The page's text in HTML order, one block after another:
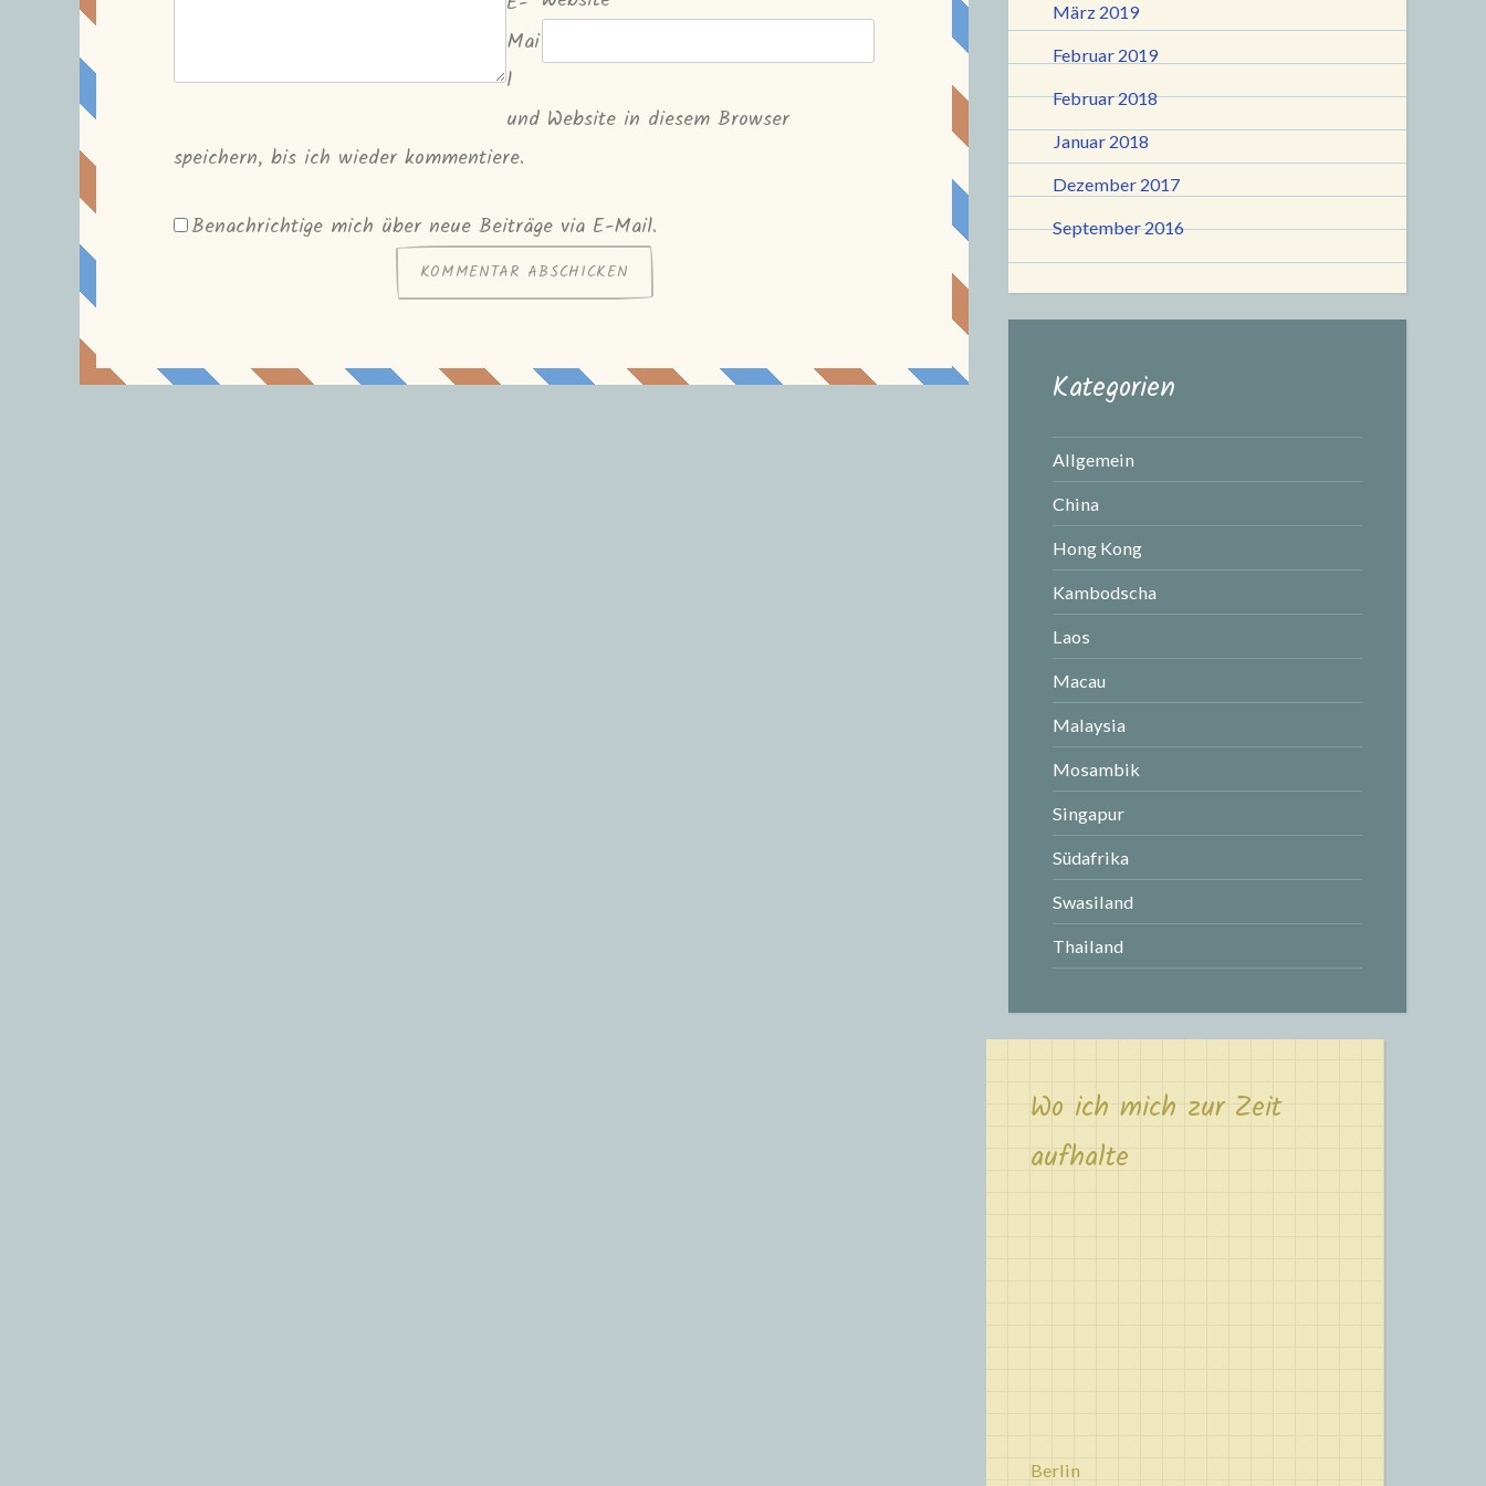
Mai
l
und Website in diesem Browser
speichern, bis ich wieder kommentiere.
Benachrichtige mich über neue Beiträge via E-Mail.
März 2019
Februar 2019
Februar 2018
Januar 2018
Dezember 2017
September 2016
Kategorien
Allgemein
China
Hong Kong
Kambodscha
Laos
Macau
Malaysia
Mosambik
Singapur
Südafrika
Swasiland
Thailand
Wo ich mich zur Zeit
aufhalte
Berlin